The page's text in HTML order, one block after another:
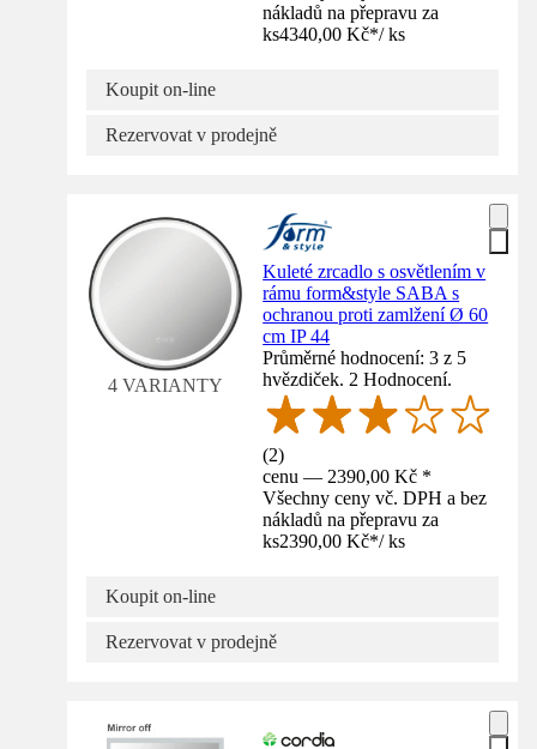
nákladů na přepravu za
ks4340,00 Kč*/ ks
Koupit on-line
Rezervovat v prodejně
4 VARIANTY
Kuleté zrcadlo s osvětlením v
rámu form&style SABA s
ochranou proti zamlžení Ø 60
cm IP 44
Průměrné hodnocení: 3 z 5
hvězdiček. 2 Hodnocení.
(2)
cenu — 2390,00 Kč *
Všechny ceny vč. DPH a bez
nákladů na přepravu za
ks2390,00 Kč*/ ks
Koupit on-line
Rezervovat v prodejně